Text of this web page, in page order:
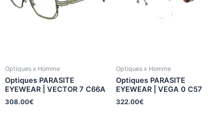
Optiques x Homme
Optiques PARASITE
EYEWEAR | VECTOR 7 C66A
308.00€
Optiques x Homme
Optiques PARASITE
EYEWEAR | VEGA 0 C57
322.00€